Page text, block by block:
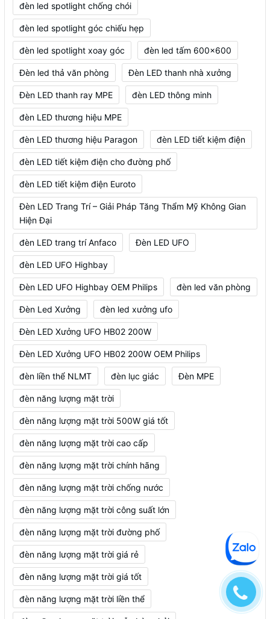
đèn led spotlight chống chói
đèn led spotlight góc chiếu hẹp
đèn led spotlight xoay góc đèn led tấm 600x600
Đèn led thả văn phòng Đèn LED thanh nhà xưởng
Đèn LED thanh ray MPE đèn LED thông minh
đèn LED thương hiệu MPE
đèn LED thương hiệu Paragon đèn LED tiết kiệm điện
đèn LED tiết kiệm điện cho đường phố
đèn LED tiết kiệm điện Euroto
Đèn LED Trang Trí – Giải Pháp Tăng Thẩm Mỹ Không Gian
Hiện Đại
đèn LED trang trí Anfaco Đèn LED UFO
đèn LED UFO Highbay
Đèn LED UFO Highbay OEM Philips đèn led văn phòng
Đèn Led Xưởng đèn led xưởng ufo
Đèn LED Xưởng UFO HB02 200W
Đèn LED Xưởng UFO HB02 200W OEM Philips
đèn liền thể NLMT đèn lục giác Đèn MPE
đèn năng lượng mặt trời
đèn năng lượng mặt trời 500W giá tốt
đèn năng lượng mặt trời cao cấp
đèn năng lượng mặt trời chính hãng
đèn năng lượng mặt trời chống nước
đèn năng lượng mặt trời công suất lớn
đèn năng lượng mặt trời đường phố
đèn năng lượng mặt trời giá rẻ
đèn năng lượng mặt trời giá tốt
đèn năng lượng mặt trời liền thể